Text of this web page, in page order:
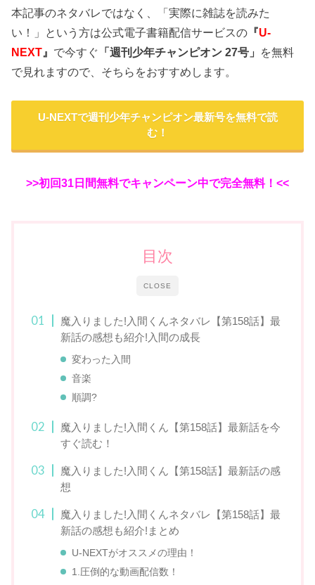
本記事のネタバレではなく、「実際に雑誌を読みた
い！」という方は公式電子書籍配信サービスの 『U-
NEXT 』 で今すぐ 「週刊少年チャンピオン 27号 」 を無料
で見れますので、そちらをおすすめします。
U-NEXTで週刊少年チャンピオン最新号を無料で読
む！
>>初回31日間無料でキャンペーン中で完全無料！<<
CLOSE
目次
魔入りました!入間くんネタバレ【第158話】最
新話の感想も紹介!入間の成長
変わった入間
音楽
順調?
魔入りました!入間くん【第158話】最新話を今
すぐ読む！
魔入りました!入間くん【第158話】最新話の感
想
魔入りました!入間くんネタバレ【第158話】最
新話の感想も紹介!まとめ
U-NEXTがオススメの理由！
1.圧倒的な動画配信数！